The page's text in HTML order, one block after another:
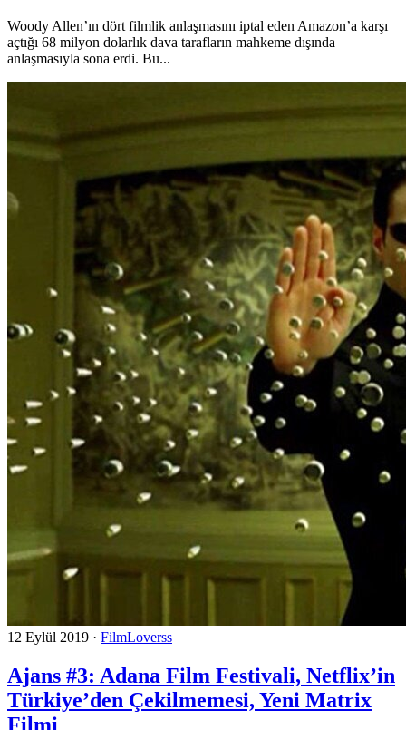
Woody Allen’ın dört filmlik anlaşmasını iptal eden Amazon’a karşı
açtığı 68 milyon dolarlık dava tarafların mahkeme dışında
anlaşmasıyla sona erdi. Bu...
12 Eylül 2019 · FilmLoverss
Ajans #3: Adana Film Festivali, Netflix’in
Türkiye’den Çekilmemesi, Yeni Matrix
Filmi